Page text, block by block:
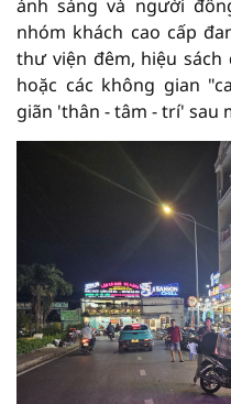
ánh sáng và người
nhóm khách cao cấp
thư viện đêm, hiệu sách
hoặc các không gian
giãn 'thân - tâm - trí' sau